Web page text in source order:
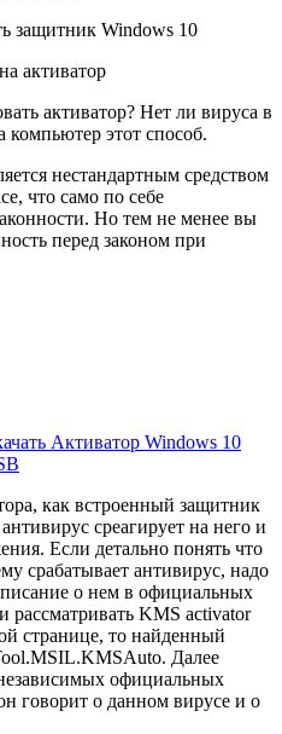
защитник Windows 10
активатор
активатор? Нет ли вируса в
компьютер этот способ.
нестандартным средством
что само по себе
Но тем не менее вы
перед законом при
Активатор Windows 10
как встроенный защитник
среагирует на него и
Если детально понять что
срабатывает антивирус, надо
о нем в официальных
рассматривать KMS activator
странице, то найденный
Далее
официальных
говорит о данном вирусе и о